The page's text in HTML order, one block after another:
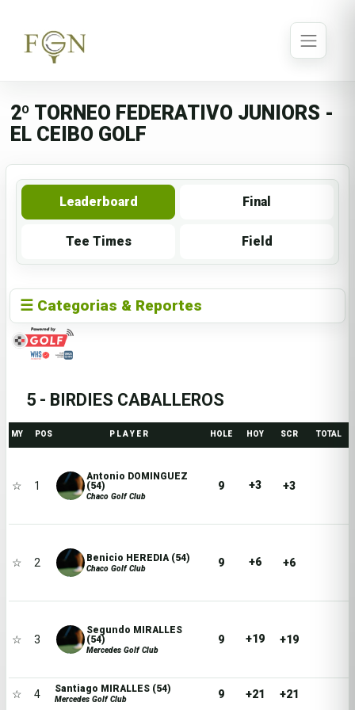
2º TORNEO FEDERATIVO JUNIORS -
EL CEIBO GOLF
Leaderboard Final
Tee Times Field
☰ Categorias & Reportes
5 - BIRDIES CABALLEROS
MY POS P L A Y E R HOLE HOY SCR TOTAL
☆ 1
Antonio DOMINGUEZ
(54)
Chaco Golf Club
9 +3 +3
☆ 2 Benicio HEREDIA (54)
Chaco Golf Club 9 +6 +6
☆ 3
Segundo MIRALLES
(54)
Mercedes Golf Club
9 +19 +19
☆ 4 Santiago MIRALLES (54)
Mercedes Golf Club 9 +21 +21